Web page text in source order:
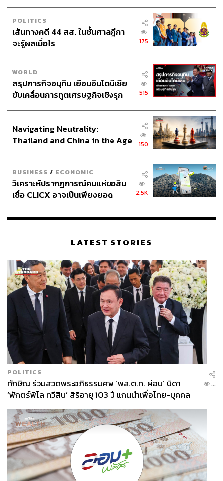
ABOUT THE AUTHOR
ณรงค์กร มโนจันทร์เพ็ญ
Content Creator กองบรรณาธิการข่าว THE
POLITICS
เส้นทางคดี 44 สส. ในชั้นศาลฎีกา
จะรู้ผลเมื่อไร
175
WORLD
สรุปภารกิจอนุทิน เยือนอินโดนีเซีย
ขับเคลื่อนการทูตเศรษฐกิจเชิงรุก
515
Navigating Neutrality:
Thailand and China in the Age
150
BUSINESS / ECONOMIC
วิเคราะห์ปรากฏการณ์คนแห่ขอสิน
เชื่อ CLICX อาจเป็นเพียงยอด
เรือนไทยที่ถูกซุกไว้
2.5K
LATEST STORIES
POLITICS
ทักษิณ ร่วมสวดพระอภิธรรมศพ ‘พล.ต.ท. ผ่อน’ บิดา
‘พักตร์พิไล ทวีสิน’ สิริอายุ 103 ปี แกนนำเพื่อไทย-บุคคล
หลากวงการร่วมอาลัย
...